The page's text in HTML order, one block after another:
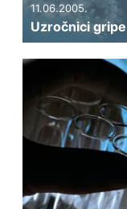
11.06.2005.
Uzročnici gripe